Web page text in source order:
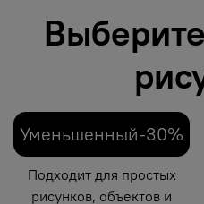
Уменьшенный-30%
Подходит для простых
рисунков, объектов и